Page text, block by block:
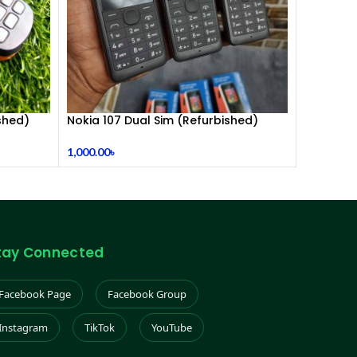
Nokia 107 Dual Sim (Refurbished)
1,000.00৳
Connected
Facebook Page Facebook Group
TikTok YouTube